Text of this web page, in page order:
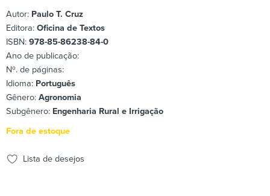
Autor: Paulo T. Cruz
Editora: Oficina de Textos
ISBN: 978-85-86238-84-0
Ano de publicação:
Nº. de páginas:
Idioma: Português
Gênero: Agronomia
Subgênero: Engenharia Rural e Irrigação
Fora de estoque
Lista de desejos